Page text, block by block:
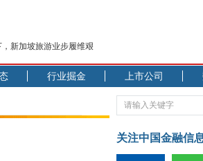
，新加坡旅游业步履维艰
的香港零售业如何浴火重生？
一家香港传统零售商的转型突围之旅
金市场数据分析周报（2020. 07.27—2020.07.31）
同业存单、结构性存款玩起“跷跷板” 结构性失衡藏
放300亿元 短端资金利率明显下行
行业掘金 上市公司
关注中国金融信